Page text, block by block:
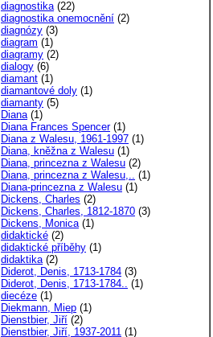
diagnostika(22)
diagnostika onemocnění (2)
diagnózy (3)
diagram (1)
diagramy (2)
dialogy (6)
diamant (1)
diamantové doly (1)
diamanty (5)
Diana(1)
Diana Frances Spencer(1)
Diana z Walesu, 1961-1997 (1)
Diana, kněžna z Walesu (1)
Diana, princezna z Walesu (2)
Diana, princezna z Walesu,.. (1)
Diana-princezna z Walesu (1)
Dickens, Charles (2)
Dickens, Charles, 1812-1870 (3)
Dickens, Monica(1)
didaktické (2)
didaktické příběhy (1)
didaktika(2)
Diderot, Denis, 1713-1784 (3)
Diderot, Denis, 1713-1784.. (1)
diecéze (1)
Diekmann, Miep (1)
Dienstbier, Jiří (2)
Dienstbier, Jiří, 1937-2011 (1)